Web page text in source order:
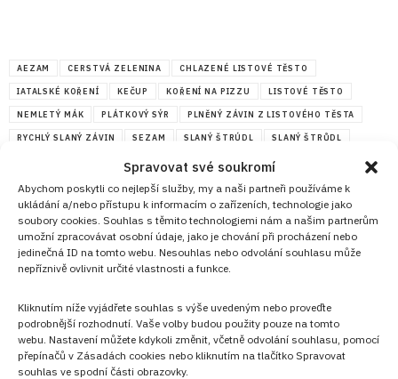
Spravovat své soukromí
Abychom poskytli co nejlepší služby, my a naši partneři používáme k
ukládání a/nebo přístupu k informacím o zařízeních, technologie jako
soubory cookies. Souhlas s těmito technologiemi nám a našim partnerům
umožní zpracovávat osobní údaje, jako je chování při procházení nebo
jedinečná ID na tomto webu. Nesouhlas nebo odvolání souhlasu může
nepříznivě ovlivnit určité vlastnosti a funkce.
Kliknutím níže vyjádřete souhlas s výše uvedeným nebo proveďte
podrobnější rozhodnutí. Vaše volby budou použity pouze na tomto
webu. Nastavení můžete kdykoli změnit, včetně odvolání souhlasu, pomocí
přepínačů v Zásadách cookies nebo kliknutím na tlačítko Spravovat
souhlas ve spodní části obrazovky.
AEZAM CERSTVÁ ZELENINA CHLAZENÉ LISTOVÉ TĚSTO
IATALSKÉ KOŘENÍ KEČUP KOŘENÍ NA PIZZU LISTOVÉ TĚSTO
NEMLETÝ MÁK PLÁTKOVÝ SÝR PLNĚNÝ ZÁVIN Z LISTOVÉHO TĚSTA
RYCHLÝ SLANÝ ZÁVIN SEZAM SLANÝ ŠTRÚDL SLANÝ ŠTRŮDL
STROUHANÝ SÝR
SUCHÝ SALÁM ŠUNKA SÝR TAVENÝ PAŽITKOVÝ SÝR VEJCE
ZÁVIN Z LISTOVÉHO TĚSTA
Sdílet na FB
G Přidat do Google News